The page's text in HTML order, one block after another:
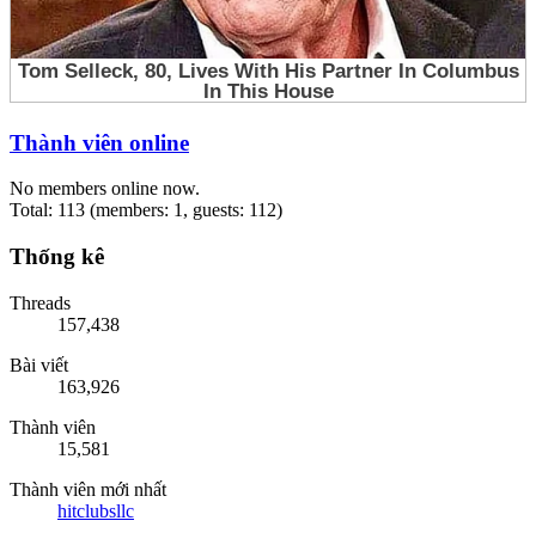
Thành viên online
No members online now.
Total: 113 (members: 1, guests: 112)
Thống kê
Threads
157,438
Bài viết
163,926
Thành viên
15,581
Thành viên mới nhất
hitclubsllc